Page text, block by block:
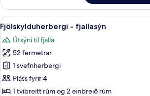
-
útsýni
yfir
sundlaug
Skoða
allar
myndir
fyrir
Fjölskylduherbergi
-
fjallasýn
Míníbar,
6
Fjölskylduherbergi - fjallasýn
Útsýni til fjalla
52 fermetrar
1 svefnherbergi
Pláss fyrir 4
1 tvíbreitt rúm og 2 einbreið rúm